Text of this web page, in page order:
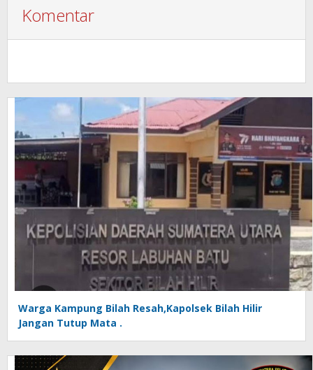
Komentar
Warga Kampung Bilah Resah,Kapolsek Bilah Hilir
Jangan Tutup Mata .